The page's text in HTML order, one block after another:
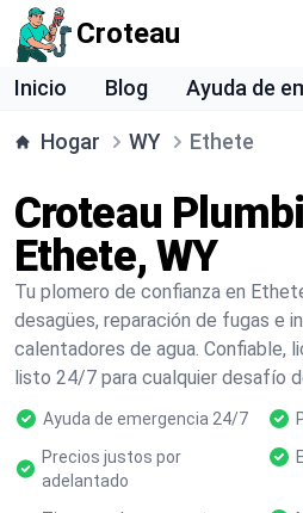
Croteau
Inicio Blog Ayuda de
Hogar WY Ethete
Croteau
Ethete, WY
Tu plomero de confianza en
desagües, reparación de fugas e
calentadores de agua. Confiable,
listo 24/7 para cualquier desafío
Ayuda de emergencia 24/7
Precios justos por
adelantado